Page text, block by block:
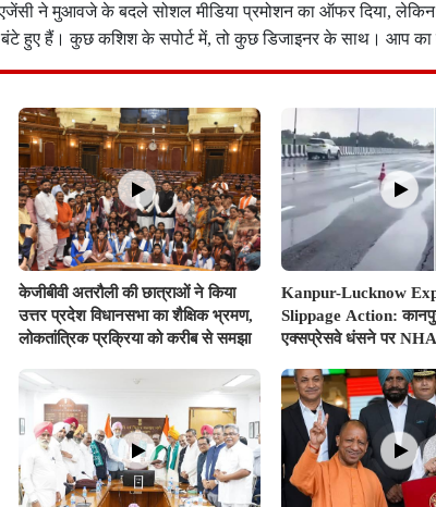
ने मुआवजे के बदले सोशल मीडिया प्रमोशन का ऑफर दिया, लेकिन
हुए हैं। कुछ कशिश के सपोर्ट में, तो कुछ डिजाइनर के साथ। आप का
केजीबीवी अतरौली की छात्राओं ने किया
उत्तर प्रदेश विधानसभा का शैक्षिक भ्रमण,
लोकतांत्रिक प्रक्रिया को करीब से समझा
Kanpur-Lucknow
Slippage Action:
एक्सप्रेसवे धंसने पर
गाज, टोल वसूली रोकी गई